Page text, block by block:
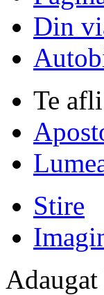
Din
Te
Stire
Adaugat